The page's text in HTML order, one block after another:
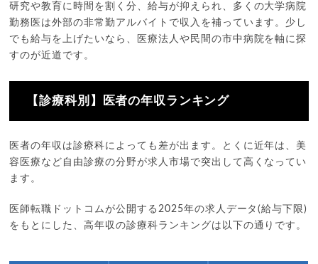
研究や教育に時間を割く分、給与が抑えられ、多くの大学病院
勤務医は外部の非常勤アルバイトで収入を補っています。少し
でも給与を上げたいなら、医療法人や民間の市中病院を軸に探
すのが近道です。
【診療科別】医者の年収ランキング
医者の年収は診療科によっても差が出ます。とくに近年は、美
容医療など自由診療の分野が求人市場で突出して高くなってい
ます。
医師転職ドットコムが公開する2025年の求人データ(給与下限)
をもとにした、高年収の診療科ランキングは以下の通りです。